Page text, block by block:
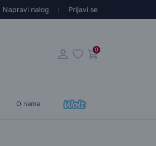
Napravi nalog Prijavi se
0
O nama